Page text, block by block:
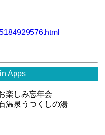
Apps
楽しみ忘年会
温泉うつくしの湯